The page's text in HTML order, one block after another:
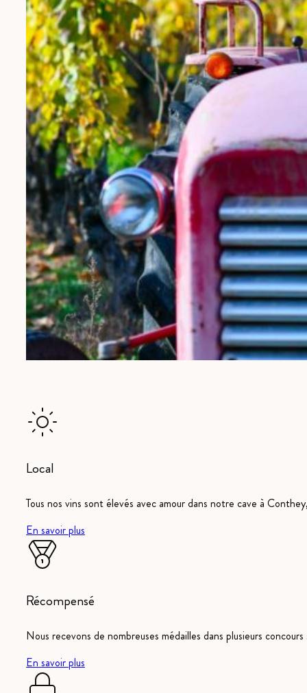
Local
Tous nos vins sont élevés avec amour dans notre cave à
En savoir plus
Récompensé
Nous recevons de nombreuses médailles dans plusieurs
En savoir plus